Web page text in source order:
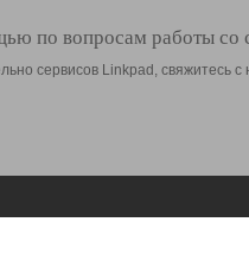
по вопросам работы со
сервисов Linkpad,